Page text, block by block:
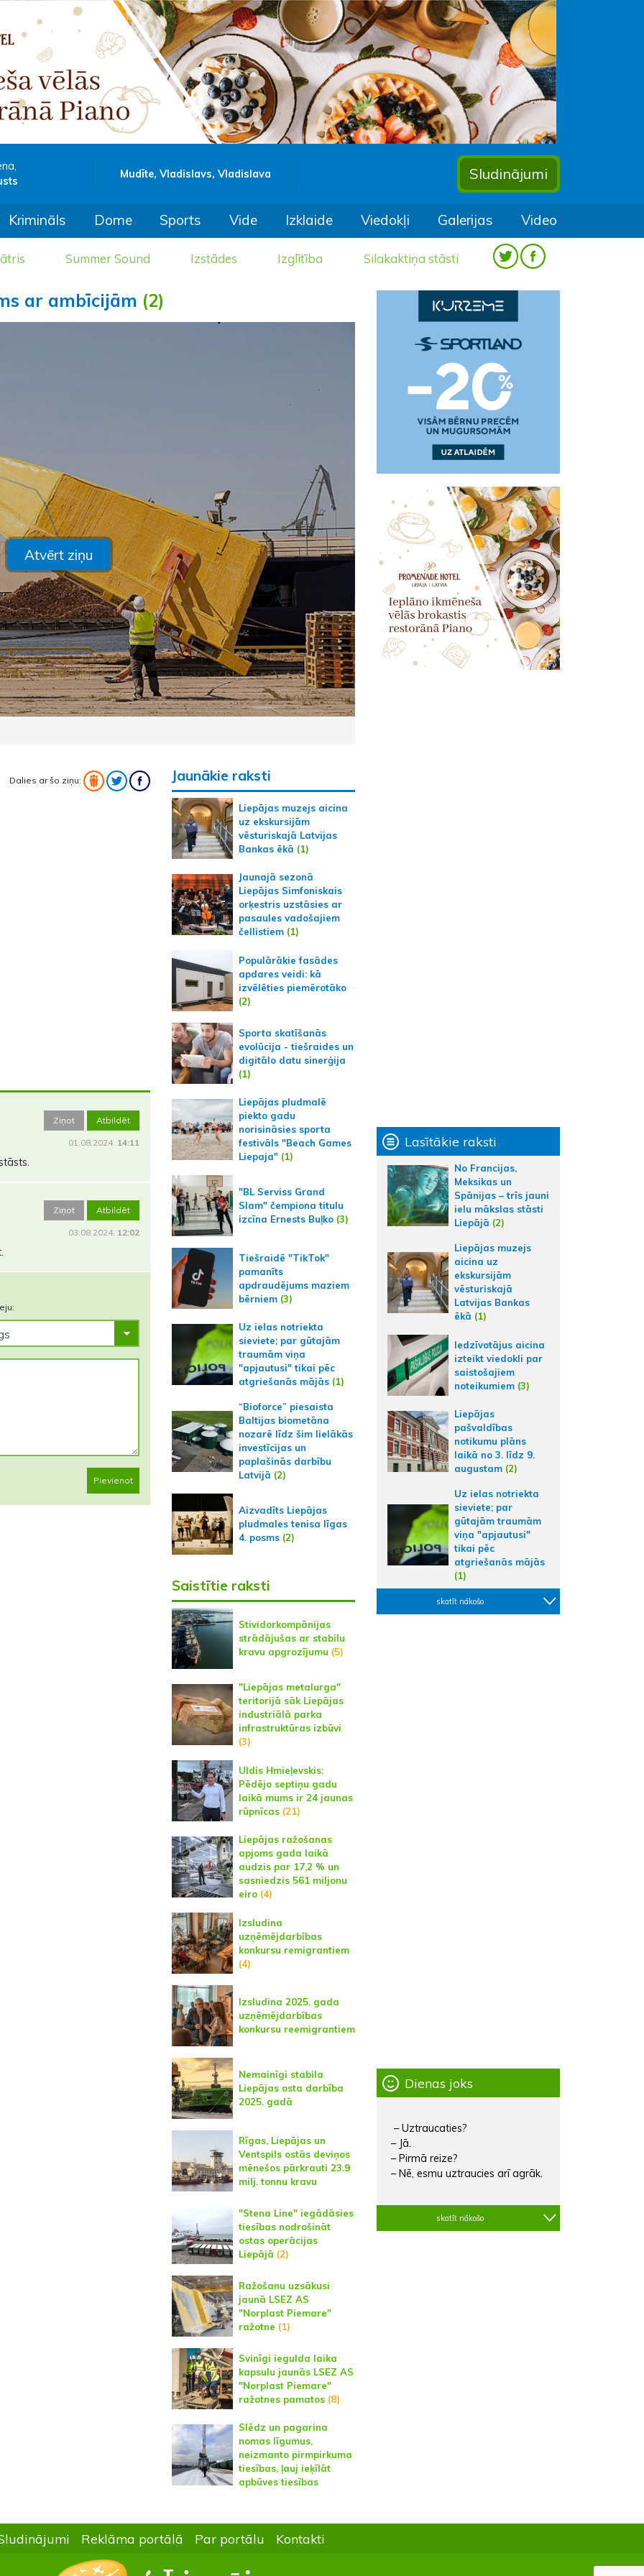
Mudīte, Vladislavs, Vladislava Sludinājumi
Krimināls Dome Sports Vide Izklaide Viedokļi Galerijas Video
Summer Sound Izstādes Izglītība Silakaktiņa stāsti
ar ambīcijām (2)
Atvērt ziņu
Dalies ar šo ziņu:
Ziņot Atbildēt
01.08.2024. 14:11
Ziņot Atbildēt
03.08.2024. 12:02
Pievienot
Jaunākie raksti
Liepājas muzejs aicina
uz ekskursijām
vēsturiskajā Latvijas
Bankas ēkā (1)
Jaunajā sezonā
Liepājas Simfoniskais
orķestris uzstāsies ar
pasaules vadošajiem
čellistiem(1)
Populārākie fasādes
apdares veidi: kā
izvēlēties piemērotāko
(2)
Sporta skatīšanās
evolūcija - tiešraides un
digitālo datu sinerģija
(1)
Liepājas pludmalē
piekto gadu
norisināsies sporta
festivāls "Beach Games
Liepaja"(1)
"BL Serviss Grand
Slam" čempiona titulu
izcīna Ernests Buļko(3)
Tiešraidē "TikTok"
pamanīts
apdraudējums maziem
bērniem(3)
Uz ielas notriekta
sieviete; par gūtajām
traumām viņa
"apjautusi" tikai pēc
atgriešanās mājās(1)
“Bioforce” piesaista
Baltijas biometāna
nozarē līdz šim lielākās
investīcijas un
paplašinās darbību
Latvijā (2)
Aizvadīts Liepājas
pludmales tenisa līgas
4. posms(2)
Saistītie raksti
Stividorkompānijas
strādājušas ar stabilu
kravu apgrozījumu (5)
"Liepājas metalurga"
teritorijā sāk Liepājas
industriālā parka
infrastruktūras izbūvi
(3)
Uldis Hmieļevskis:
Pēdējo septiņu gadu
laikā mums ir 24 jaunas
rūpnīcas(21)
Liepājas ražošanas
apjoms gada laikā
audzis par 17,2 % un
sasniedzis 561 miljonu
eiro(4)
Izsludina
uzņēmējdarbības
konkursu remigrantiem
(4)
Izsludina 2025. gada
uzņēmējdarbības
konkursu reemigrantiem
Nemainīgi stabila
Liepājas osta darbība
2025. gadā
Rīgas, Liepājas un
Ventspils ostās deviņos
mēnešos pārkrauti 23.9
milj. tonnu kravu
"Stena Line" iegādāsies
tiesības nodrošināt
ostas operācijas
Liepājā (2)
Ražošanu uzsākusi
jaunā LSEZ AS
"Norplast Piemare"
ražotne (1)
Svinīgi iegulda laika
kapsulu jaunās LSEZ AS
"Norplast Piemare"
ražotnes pamatos(8)
Slēdz un pagarina
nomas līgumus,
neizmanto pirmpirkuma
tiesības, ļauj ieķīlāt
apbūves tiesības
Lasītākie raksti
No Francijas,
Meksikas un
Spānijas – trīs jauni
ielu mākslas stāsti
Liepājā (2)
Liepājas muzejs
aicina uz
ekskursijām
vēsturiskajā
Latvijas Bankas
ēkā (1)
Iedzīvotājus aicina
izteikt viedokli par
saistošajiem
noteikumiem (3)
Liepājas
pašvaldības
notikumu plāns
laikā no 3. līdz 9.
augustam (2)
Uz ielas notriekta
sieviete; par
gūtajām traumām
viņa "apjautusi"
tikai pēc
atgriešanās mājās
(1)
skatīt nākošo
Dienas joks
– Uztraucaties?
– Jā.
– Pirmā reize?
– Nē, esmu uztraucies arī agrāk.
skatīt nākošo
Reklāma portālā Par portālu Kontakti